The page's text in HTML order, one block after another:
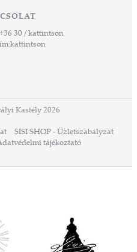
+36 30 / kattintson
kattintson
Kastély 2026
SISI SHOP - Üzletszabályzat
tájékoztató